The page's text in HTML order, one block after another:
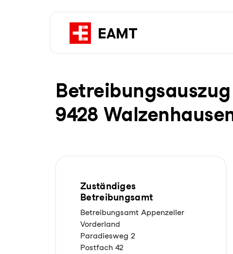
9428
Zuständiges
Betreibungsamt
Betreibungsamt Appenzeller
Vorderland
Paradiesweg 2
Postfach 42